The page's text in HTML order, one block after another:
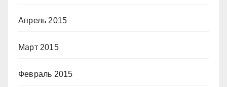
Апрель 2015
Март 2015
Февраль 2015